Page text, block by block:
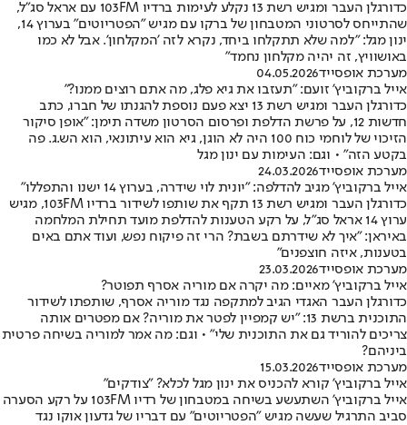
כדורגלן העבר ומגיש רשת 13 נקלע לעימות ברדיו 103FM עם אראל סג"ל,
שהתייחס לסרטוני המטבחון של ברקו עם מגיש ״הפטריוטים״ בערוץ 14,
ינון מגל: "למה שלא תתקלחו ביחד, נקרא לזה 'המקלחון'. אבל לא כמו
באושוויץ, זה יהיה מקלחון נחמד"
מערכת אופסייד04.05.2026
אייל ברקוביץ' זועם: "תעזבו את גיא פלג, מה אתם רוצים ממנו?"
כדורגלן העבר ומגיש רשת 13 יצא פעם נוספת להגנתו של חברו, כתב
חדשות 12, על פרשת הדלפת ופרסום הסרטון משדה תימן: "אופן סיקור
הזיכוי של לוחמי כוח 100 היה לא הוגן, גיא הוא עיתונאי, הוא הש.ג. פה
בקטע הזה" • וגם: העימות עם ינון מגל
מערכת אופסייד24.03.2026
אייל ברקוביץ' מגיב להדלפה: "יונית לוי שידרה, בערוץ 14 ישנו והתפללו"
כדורגלן העבר ומגיש רשת 13 תקף את שותפו לשידור ברדיו 103FM, מגיש
ערוץ 14 אראל סג"ל, על רקע הטענות להדלפת מועד תחילת המלחמה
באיראן: "איך לא שידרתם בשבת? הרי זה פיקוח נפש, ועוד אתם באים
בטענות, איזה חוצפנים"
מערכת אופסייד23.03.2026
אייל ברקוביץ' מאיים: מה יקרה אם מוריה אסרף תפוטר?
כדורגלן העבר האגדי הגיב למתקפה נגד מוריה אסרף, שותפתו לשידור
התוכנית ברשת 13: "יש קמפיין לפטר את מוריה? אם מפטרים אותה
צריכים להוריד גם את התוכנית שלי" • וגם: מה אמר למוריה בשיחה פרטית
ביניהם?
מערכת אופסייד15.03.2026
אייל ברקוביץ' קורא להכניס את ינון מגל לכלא? "צודקים"
אייל ברקוביץ' השתעשע בשיחה במטבחון של רדיו 103FM על רקע הסערה
סביב התרגיל שעשה מגיש "הפטריוטים" עם דבריו של גדעון אוקו נגד